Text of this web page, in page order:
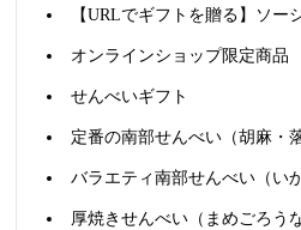
【URLでギフトを贈る】ソー
オンラインショップ限定商品
せんべいギフト
定番の南部せんべい（胡麻・
バラエティ南部せんべい（い
厚焼きせんべい（まめごろう